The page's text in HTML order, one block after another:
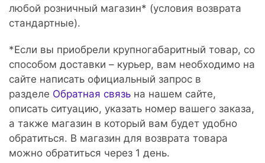
любой розничный магазин* (условия возврата
стандартные).
*Если вы приобрели крупногабаритный товар, со
способом доставки – курьер, вам необходимо на
сайте написать официальный запрос в
разделе Обратная связь на нашем сайте,
описать ситуацию, указать номер вашего заказа,
а также магазин в который вам будет удобно
обратиться. В магазин для возврата товара
можно обратиться через 1 день.